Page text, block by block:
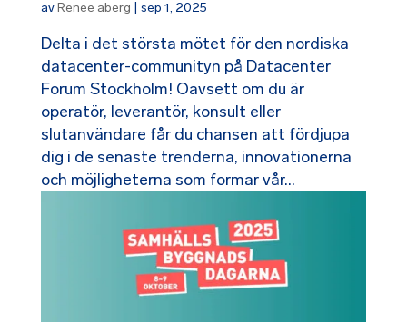
avRenee aberg sep 1, 2025
Delta i det största mötet för den nordiska
datacenter-communityn på Datacenter
Forum Stockholm! Oavsett om du är
operatör, leverantör, konsult eller
slutanvändare får du chansen att fördjupa
dig i de senaste trenderna, innovationerna
och möjligheterna som formar vår...